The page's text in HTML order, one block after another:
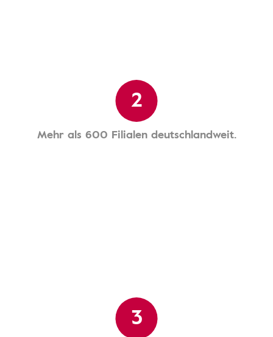
2
Mehr als 600 Filialen deutschlandweit.
3